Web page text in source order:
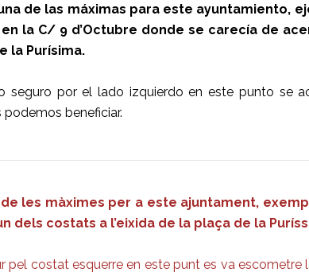
de las máximas para este ayuntamiento,
la C/ 9 d’Octubre donde se carecía de
la Purísima.
seguro por el lado izquierdo en este punto se
beneficiar.
les màximes per a este ajuntament,
dels costats a l’eixida de la plaça de la
pel costat esquerre en este punt es va